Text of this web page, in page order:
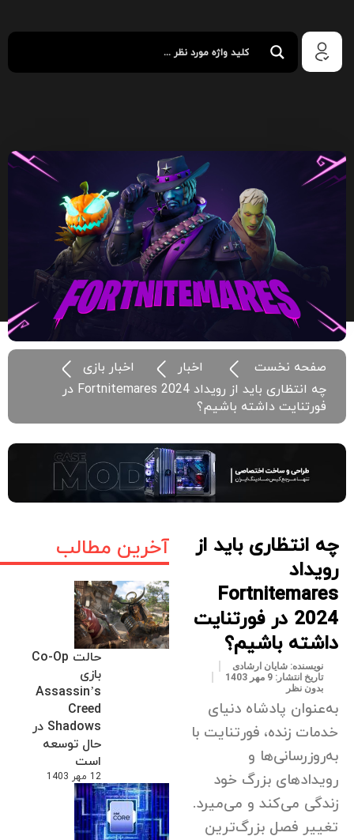
صفحه نخست اخبار
اخبار بازی
چه انتظاری باید از رویداد Fortnitemares 2024 در
فورتنایت داشته باشیم؟
آخرین مطالب
حالت Co-Op
بازی
Assassin’s
Creed
Shadows در
حال توسعه
است
12 مهر 1403
چه انتظاری باید از
رویداد
Fortnitemares
2024 در فورتنایت
داشته باشیم؟
نویسنده: شایان ارشادی
تاریخ انتشار: 9 مهر 1403
بدون نظر
به‌عنوان پادشاه دنیای
خدمات زنده، فورتنایت با
به‌روزرسانی‌ها و
رویدادهای بزرگ خود
زندگی می‌کند و می‌میرد.
تغییر فصل بزرگ‌ترین